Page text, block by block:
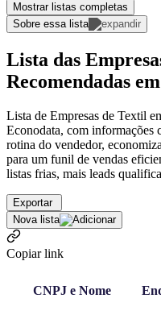
Mostrar listas completas
Sobre essa lista
Lista das
Recomendadas
Lista de Empresas de Textil
Econodata, com informações
rotina do vendedor,
para um funil de vendas
listas frias, mais leads
Exportar
Nova lista
Copiar link
CNPJ e Nome